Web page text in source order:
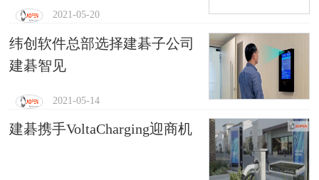
2021-05-20
纬创软件总部选择建碁子公司
建碁智见
2021-05-14
建碁携手VoltaCharging迎商机